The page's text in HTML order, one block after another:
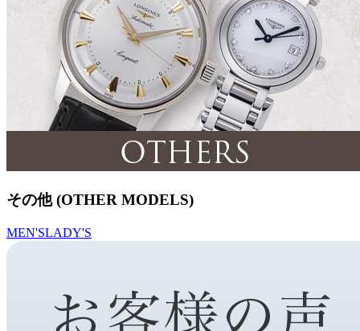
その他 (OTHER MODELS)
MEN'SLADY'S